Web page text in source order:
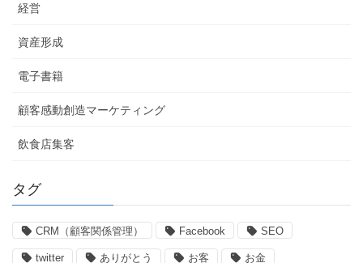
経営
資産形成
電子書籍
顧客感動創造マーケティング
飲食店集客
タグ
CRM（顧客関係管理） Facebook SEO
twitter ありがとう お客 お金